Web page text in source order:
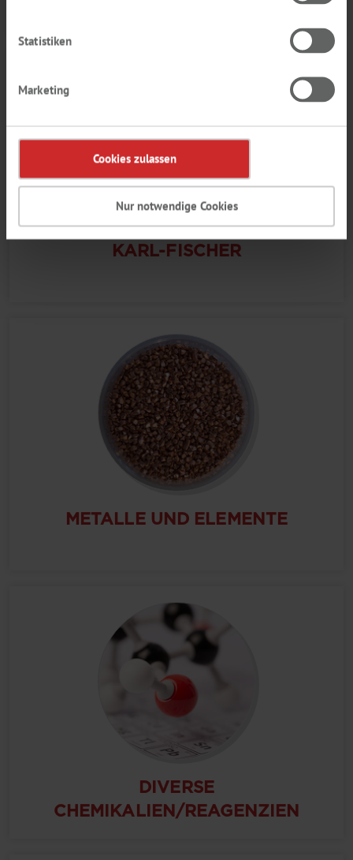
Statistiken
Marketing
Cookies zulassen
Nur notwendige Cookies
KARL-FISCHER
METALLE UND ELEMENTE
DIVERSE
CHEMIKALIEN/REAGENZIEN